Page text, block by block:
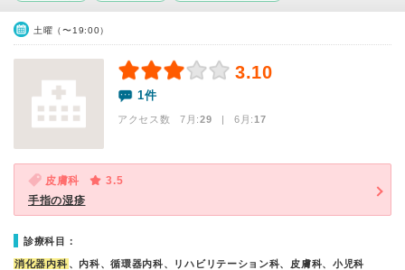
土曜（〜19:00）
3.10
1件
アクセス数 7月:29 | 6月:17
皮膚科
3.5
手指の湿疹
診療科目：
消化器内科 、内科、循環器内科、リハビリテーション科、皮膚科、小児科